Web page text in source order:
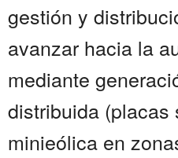
gestión y
avanzar hacia la
mediante
distribuida (placas
minieólica en